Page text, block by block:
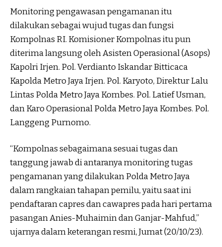
Monitoring pengawasan pengamanan itu
dilakukan sebagai wujud tugas dan fungsi
Kompolnas RI. Komisioner Kompolnas itu pun
diterima langsung oleh Asisten Operasional (Asops)
Kapolri Irjen. Pol. Verdianto Iskandar Bitticaca
Kapolda Metro Jaya Irjen. Pol. Karyoto, Direktur Lalu
Lintas Polda Metro Jaya Kombes. Pol. Latief Usman,
dan Karo Operasional Polda Metro Jaya Kombes. Pol.
Langgeng Purnomo.
“Kompolnas sebagaimana sesuai tugas dan
tanggung jawab di antaranya monitoring tugas
pengamanan yang dilakukan Polda Metro Jaya
dalam rangkaian tahapan pemilu, yaitu saat ini
pendaftaran capres dan cawapres pada hari pertama
pasangan Anies-Muhaimin dan Ganjar-Mahfud,”
ujarnya dalam keterangan resmi, Jumat (20/10/23).